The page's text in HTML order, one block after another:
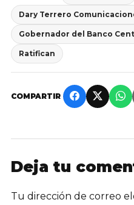
Dary Terrero
Gobernador del Banco
Ratifican
COMPARTIR
Deja tu
Tu dirección de correo